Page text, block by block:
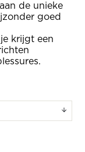
de unieke
goed
krijgt een